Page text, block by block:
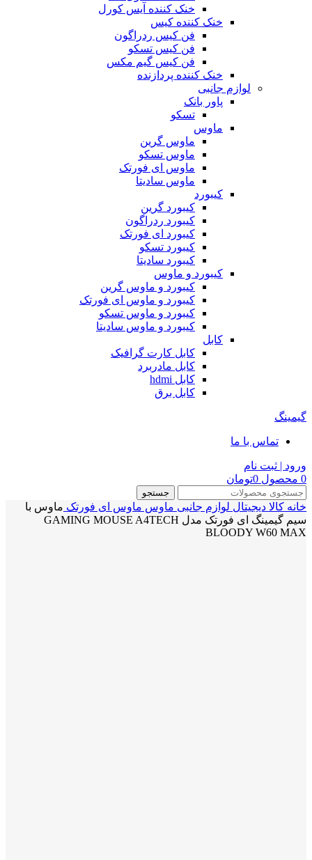
خنک کننده آیس کورل
خنک کننده کیس
فن کیس ردراگون
فن کیس تسکو
فن کیس گیم مکس
خنک کننده پردازنده
لوازم جانبی
پاور بانک
تسکو
ماوس
ماوس گرین
ماوس تسکو
ماوس ای فورتک
ماوس سادیتا
کیبورد
کیبورد گرین
کیبورد ردراگون
کیبورد ای فورتک
کیبورد تسکو
کیبورد سادیتا
کیبورد و ماوس
کیبورد و ماوس گرین
کیبورد و ماوس ای فورتک
کیبورد و ماوس تسکو
کیبورد و ماوس سادیتا
کابل
کابل کارت گرافیک
کابل مادربرد
کابل hdmi
کابل برق
گیمینگ
تماس با ما
ورود | ثبت نام
0 محصول 0تومان
جستجو
خانه کالا دیجیتال لوازم جانبی ماوس ماوس ای فورتک ماوس با
سیم گیمینگ ای فورتک مدل GAMING MOUSE A4TECH
BLOODY W60 MAX